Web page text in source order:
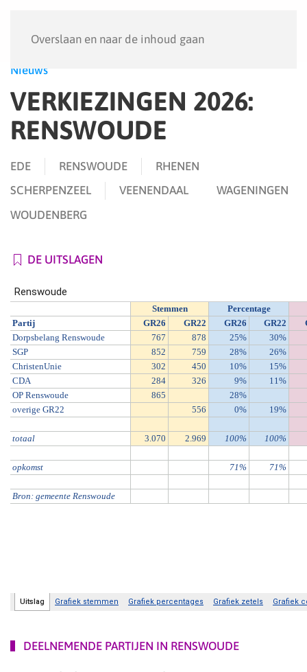
Overslaan en naar de inhoud gaan
Nieuws
VERKIEZINGEN 2026:
RENSWOUDE
EDE RENSWOUDE
RHENEN
SCHERPENZEEL
VEENENDAAL
WAGENINGEN
WOUDENBERG
DE UITSLAGEN
DEELNEMENDE PARTIJEN IN RENSWOUDE